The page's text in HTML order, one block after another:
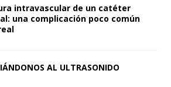
intravascular de un catéter
una complicación poco común
AL ULTRASONIDO